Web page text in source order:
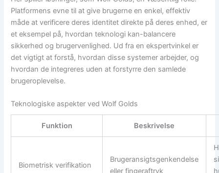
Platformens evne til at give brugerne en enkel, effektiv
måde at verificere deres identitet direkte på deres enhed, er
et eksempel på, hvordan teknologi kan-balancere
sikkerhed og brugervenlighed. Ud fra en ekspertvinkel er
det vigtigt at forstå, hvordan disse systemer arbejder, og
hvordan de integreres uden at forstyrre den samlede
brugeroplevelse.
Teknologiske aspekter ved Wolf Golds
Funktion Beskrivelse
Biometrisk verifikation
Brugeransigtsgenkendelse
eller fingeraftryk